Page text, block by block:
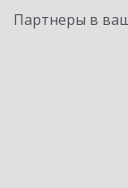
Партнеры в